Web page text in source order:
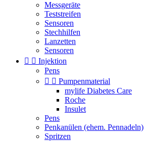
Messgeräte
Teststreifen
Sensoren
Stechhilfen
Lanzetten
Sensoren
  Injektion
Pens
  Pumpenmaterial
mylife Diabetes Care
Roche
Insulet
Pens
Penkanülen (ehem. Pennadeln)
Spritzen